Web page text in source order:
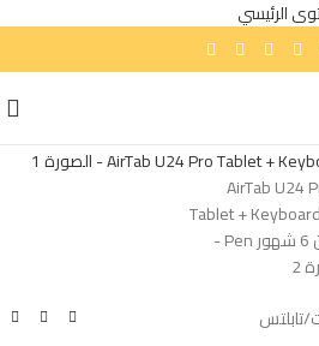
الرئيسي
/تابلتس